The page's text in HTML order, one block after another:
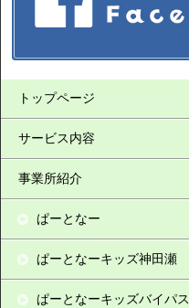
トップページ
サービス内容
事業所紹介
ぱーとなー
ぱーとなーキッズ神田瀬
ぱーとなーキッズバイパス